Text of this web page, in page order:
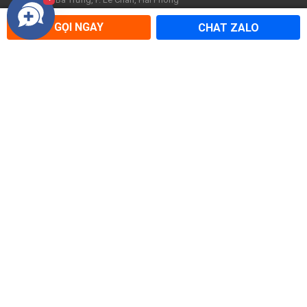
GỌI NGAY CHAT ZALO
Tổng đài: 1900 0264 - Hotline: 0936.858.199
Đà Nẵng: